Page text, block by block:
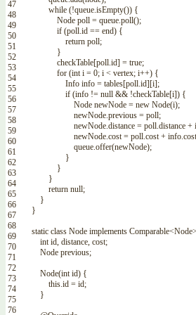
47
48
49
50
51
52
53
54
55
56
57
58
59
60
61
62
63
64
65
66
67
68
69
70
71
72
73
74
75
76
while (!queue.isEmpty()) {
Node poll = queue.poll();
if (poll.id == end) {
return poll;
}
checkTable[poll.id] = true;
for (int i = 0; i < vertex; i++) {
Info info = tables[poll.id][i];
if (info != null && !checkTable[i]) {
Node newNode = new Node(i);
newNode.previous = poll;
newNode.distance = poll.distance +
newNode.cost = poll.cost + info.cost
queue.offer(newNode);
}
}
}
return null;
}
}
static class Node implements Comparable<Node>
int id, distance, cost;
Node previous;
Node(int id) {
this.id = id;
}